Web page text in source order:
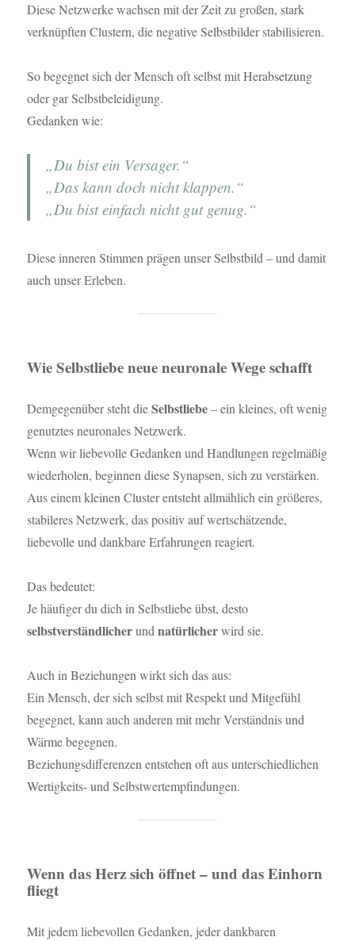
Diese Netzwerke wachsen mit der Zeit zu großen, stark
verknüpften Clustern, die negative Selbstbilder stabilisieren.
So begegnet sich der Mensch oft selbst mit Herabsetzung
oder gar Selbstbeleidigung.
Gedanken wie:
„Du bist ein Versager.“
„Das kann doch nicht klappen.“
„Du bist einfach nicht gut genug.“
Diese inneren Stimmen prägen unser Selbstbild – und damit
auch unser Erleben.
Wie Selbstliebe neue neuronale Wege schafft
Demgegenüber steht dieSelbstliebe– ein kleines, oft wenig
genutztes neuronales Netzwerk.
Wenn wir liebevolle Gedanken und Handlungen regelmäßig
wiederholen, beginnen diese Synapsen, sich zu verstärken.
Aus einem kleinen Cluster entsteht allmählich ein größeres,
stabileres Netzwerk, das positiv auf wertschätzende,
liebevolle und dankbare Erfahrungen reagiert.
Das bedeutet:
Je häufiger du dich in Selbstliebe übst, desto
selbstverständlicherundnatürlicherwird sie.
Auch in Beziehungen wirkt sich das aus:
Ein Mensch, der sich selbst mit Respekt und Mitgefühl
begegnet, kann auch anderen mit mehr Verständnis und
Wärme begegnen.
Beziehungsdifferenzen entstehen oft aus unterschiedlichen
Wertigkeits- und Selbstwertempfindungen.
Wenn das Herz sich öffnet – und das Einhorn
fliegt
Mit jedem liebevollen Gedanken, jeder dankbaren